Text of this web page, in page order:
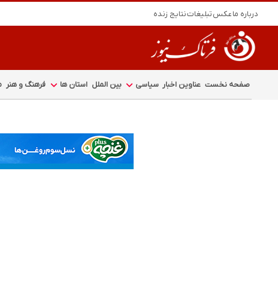
درباره ماعکستبلیغاتنتایج زنده
صفحه نخست عناوین اخبار سیاسی بین الملل استان ها فرهنگ و هنر